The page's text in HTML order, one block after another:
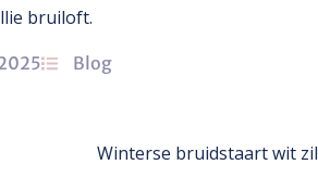
bruiloft.
Blog